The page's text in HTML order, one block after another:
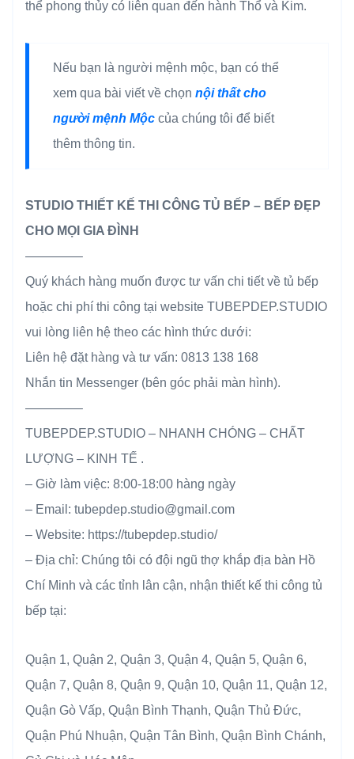
thể phong thủy có liên quan đến hành Thổ và Kim.
Nếu bạn là người mệnh mộc, bạn có thể
xem qua bài viết về chọn nội thất cho
người mệnh Mộc của chúng tôi để biết
thêm thông tin.
STUDIO THIẾT KẾ THI CÔNG TỦ BẾP – BẾP ĐẸP
CHO MỌI GIA ĐÌNH
————–
Quý khách hàng muốn được tư vấn chi tiết về tủ bếp
hoặc chi phí thi công tại website TUBEPDEP.STUDIO
vui lòng liên hệ theo các hình thức dưới:
Liên hệ đặt hàng và tư vấn: 0813 138 168
Nhắn tin Messenger (bên góc phải màn hình).
————–
TUBEPDEP.STUDIO – NHANH CHÓNG – CHẤT
LƯỢNG – KINH TẾ .
– Giờ làm việc: 8:00-18:00 hàng ngày
– Email: tubepdep.studio@gmail.com
– Website: https://tubepdep.studio/
– Địa chỉ: Chúng tôi có đội ngũ thợ khắp địa bàn Hồ
Chí Minh và các tỉnh lân cận, nhận thiết kế thi công tủ
bếp tại:
Quận 1, Quận 2, Quận 3, Quận 4, Quận 5, Quận 6,
Quận 7, Quận 8, Quận 9, Quận 10, Quận 11, Quận 12,
Quận Gò Vấp, Quận Bình Thạnh, Quận Thủ Đức,
Quận Phú Nhuận, Quận Tân Bình, Quận Bình Chánh,